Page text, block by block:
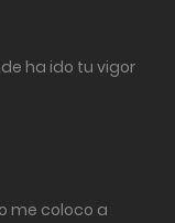
ha ido tu vigor
me coloco a